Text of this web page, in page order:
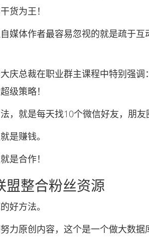
为王！
体作者最容易忽视的就是疏于互
总裁在职业群主课程中特别强调
级策略！
就是每天找10个微信好友，朋友
赚钱。
合作！
盟整合粉丝资源
方法。
原创内容，这个是一个做大数据